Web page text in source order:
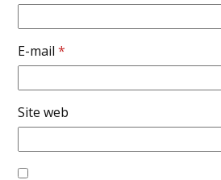
E-mail*
Site web